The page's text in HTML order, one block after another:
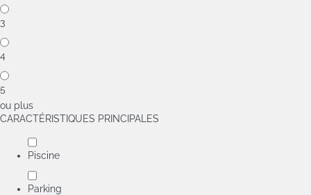
3
4
5
ou plus
CARACTÉRISTIQUES PRINCIPALES
Piscine
Parking